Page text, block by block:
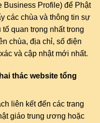
Business Profile) để Phật
các chùa và thông tin sự
quan trọng nhất trong
chùa, địa chỉ, số điện
và cập nhật mới nhất.
thác website tổng
liên kết đến các trang
giáo trung ương hoặc